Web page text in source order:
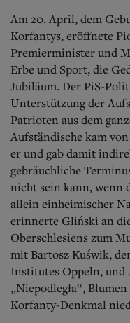
Am 20. April, dem
Korfantys, eröffnete
Premierminister und
Erbe und Sport, die
Jubiläum. Der PiS-
Unterstützung der
Patrioten aus dem
Aufständische kam
er und gab damit
gebräuchliche
nicht sein kann, wenn
allein einheimischer
erinnerte Gliński an
Oberschlesiens zum
mit Bartosz Kuświk,
Institutes Oppeln, und
„Niepodległa“,
Korfanty-Denkmal